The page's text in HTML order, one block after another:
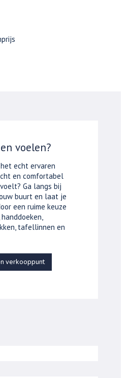
voelen?
echt ervaren
en comfortabel
Ga langs bij
buurt en laat je
een ruime keuze
tafellinnen en
verkooppunt